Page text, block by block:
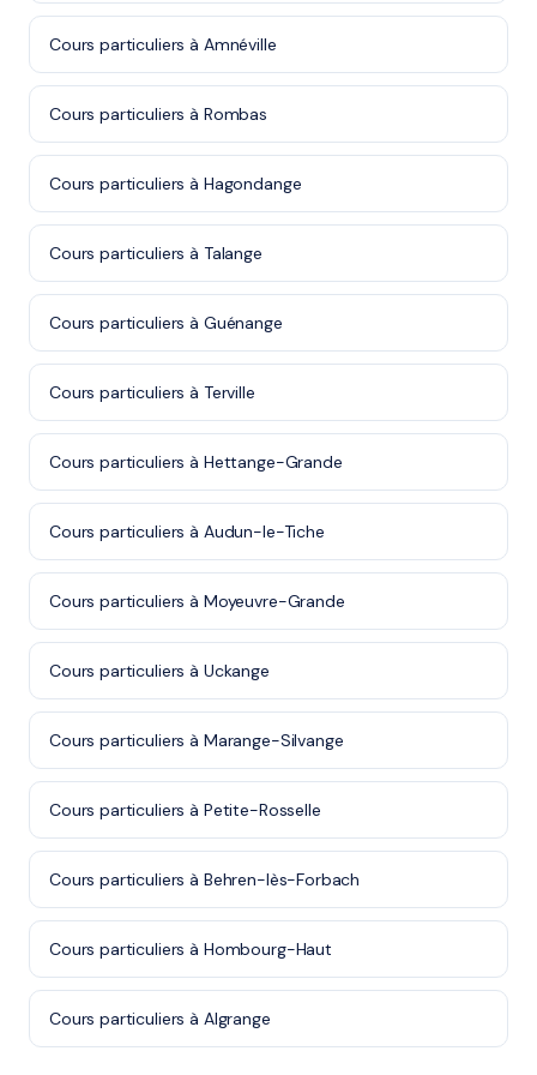
Cours particuliers à Amnéville
Cours particuliers à Rombas
Cours particuliers à Hagondange
Cours particuliers à Talange
Cours particuliers à Guénange
Cours particuliers à Terville
Cours particuliers à Hettange-Grande
Cours particuliers à Audun-le-Tiche
Cours particuliers à Moyeuvre-Grande
Cours particuliers à Uckange
Cours particuliers à Marange-Silvange
Cours particuliers à Petite-Rosselle
Cours particuliers à Behren-lès-Forbach
Cours particuliers à Hombourg-Haut
Cours particuliers à Algrange